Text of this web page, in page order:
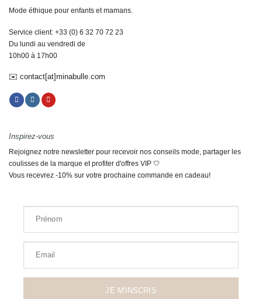
Mode éthique pour enfants et mamans.
Service client: +33 (0) 6 32 70 72 23
Du lundi au vendredi de
10h00 à 17h00
✉️ contact[at]minabulle.com
Inspirez-vous
Rejoignez notre newsletter pour recevoir nos conseils mode, partager les
coulisses de la marque et profiter d'offres VIP 🤍
Vous recevrez -10% sur votre prochaine commande en cadeau!
Prénom
Email
JE M'INSCRIS